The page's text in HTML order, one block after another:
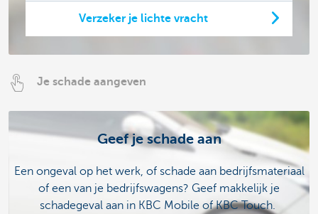
Verzeker je lichte vracht
Je schade aangeven
Geef je schade aan
Een ongeval op het werk, of schade aan bedrijfsmateriaal
of een van je bedrijfswagens? Geef makkelijk je
schadegeval aan in KBC Mobile of KBC Touch.